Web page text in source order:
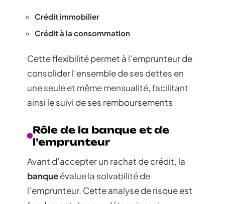
Crédit immobilier
Crédit à la consommation
Cette flexibilité permet à l’emprunteur de
consolider l’ensemble de ses dettes en
une seule et même mensualité, facilitant
ainsi le suivi de ses remboursements.
Rôle de la banque et de
l’emprunteur
Avant d’accepter un rachat de crédit, la
banqueévalue la solvabilité de
l’emprunteur. Cette analyse de risque est